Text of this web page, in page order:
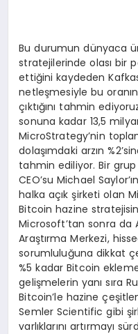
Bu durumun dünyaca
stratejilerinde olası bir
ettiğini kaydeden
netleşmesiyle bu
çıktığını tahmin
sonuna kadar 13,5
MicroStrategy’nin
dolaşımdaki arzın
tahmin ediliyor. Bir
CEO’su Michael
halka açık şirketi olan
Bitcoin hazine
Microsoft’tan sonra da
Araştırma Merkezi,
sorumluluğuna dikkat
%5 kadar Bitcoin
gelişmelerin yanı sıra
Bitcoin’le hazine
Semler Scientific gibi
varlıklarını artırmayı